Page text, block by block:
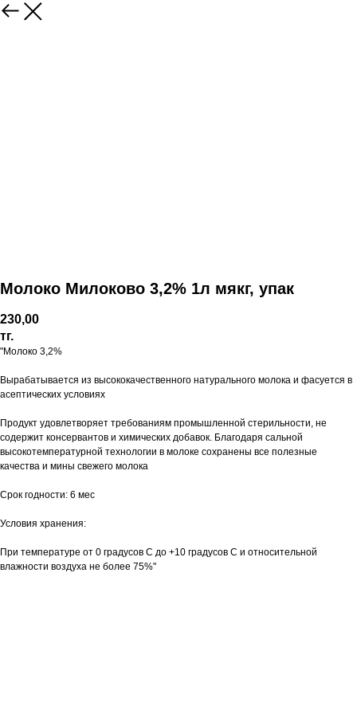
Молоко Милоково 3,2% 1л мякг, упак
230,00
тг.
"Молоко 3,2%
Вырабатывается из высококачественного натурального молока и фасуется в
асептических условиях
Продукт удовлетворяет требованиям промышленной стерильности, не
содержит консервантов и химических добавок. Благодаря сальной
высокотемпературной технологии в молоке сохранены все полезные
качества и мины свежего молока
Срок годности: 6 мес
Условия хранения:
При температуре от 0 градусов С до +10 градусов С и относительной
влажности воздуха не более 75%"